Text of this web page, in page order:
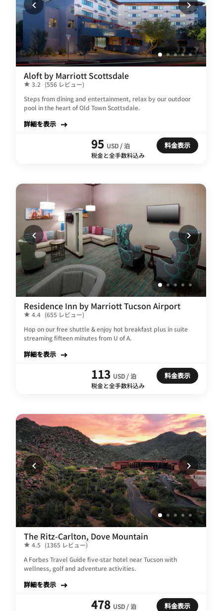
Aloft by Marriott Scottsdale
3.2 (556 レビュー)
Steps from dining and entertainment, relax by our outdoor
pool in the heart of Old Town Scottsdale.
詳細を表示
95 USD / 泊
税金と全手数料込み
料金表示
Residence Inn by Marriott Tucson Airport
4.4 (655 レビュー)
Hop on our free shuttle & enjoy hot breakfast plus in suite
streaming fifteen minutes from U of A.
詳細を表示
113 USD / 泊
税金と全手数料込み
料金表示
The Ritz-Carlton, Dove Mountain
4.5 (1365 レビュー)
A Forbes Travel Guide five-star hotel near Tucson with
wellness, golf and adventure activities.
詳細を表示
478 USD / 泊 料金表示